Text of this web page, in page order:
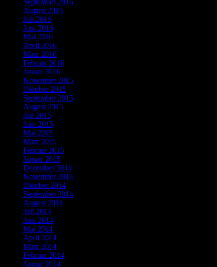
September 2016
August 2016
Juli 2016
Juni 2016
Mai 2016
April 2016
März 2016
Februar 2016
Januar 2016
November 2015
Oktober 2015
September 2015
August 2015
Juli 2015
Juni 2015
Mai 2015
März 2015
Februar 2015
Januar 2015
Dezember 2014
November 2014
Oktober 2014
September 2014
August 2014
Juli 2014
Juni 2014
Mai 2014
April 2014
März 2014
Februar 2014
Januar 2014